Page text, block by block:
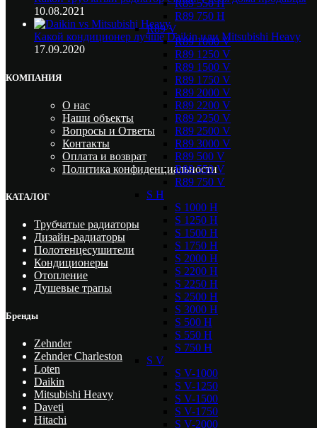
R89 550 H
R89 750 H
R89 V
R89 1000 V
R89 1250 V
R89 1500 V
R89 1750 V
R89 2000 V
R89 2200 V
R89 2250 V
R89 2500 V
R89 3000 V
R89 500 V
R89 550 V
R89 750 V
S H
S 1000 H
S 1250 H
S 1500 H
S 1750 H
S 2000 H
S 2200 H
S 2250 H
S 2500 H
S 3000 H
S 500 H
S 550 H
S 750 H
S V
S V-1000
S V-1250
S V-1500
S V-1750
S V-2000
10.08.2021
Какой кондиционер лучше Daikin или Mitsubishi Heavy
17.09.2020
КОМПАНИЯ
О нас
Наши объекты
Вопросы и Ответы
Контакты
Оплата и возврат
Политика конфиденциальности
КАТАЛОГ
Трубчатые радиаторы
Дизайн-радиаторы
Полотенцесушители
Кондиционеры
Отопление
Душевые трапы
Бренды
Zehnder
Zehnder Charleston
Loten
Daikin
Mitsubishi Heavy
Daveti
Hitachi